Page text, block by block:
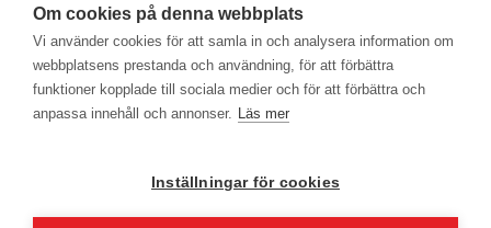
Kontakta oss
Butiker
Press
Om cookies på denna webbplats
Vi använder cookies för att samla in och analysera information om
webbplatsens prestanda och användning, för att förbättra
funktioner kopplade till sociala medier och för att förbättra och
anpassa innehåll och annonser. Läs mer
Inställningar för cookies